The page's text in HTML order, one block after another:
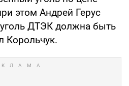
этом Андрей Герус
уголь ДТЭК должна быть
Корольчук.